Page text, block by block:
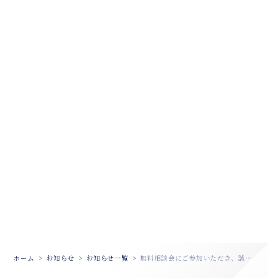
ホーム お知らせ お知らせ一覧 無料相談会にご参加いただき、誠にありがとうございました